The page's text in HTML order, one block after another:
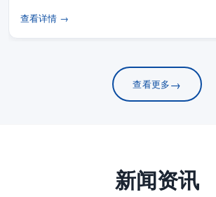
查看详情 →
查看更多→
新闻资讯